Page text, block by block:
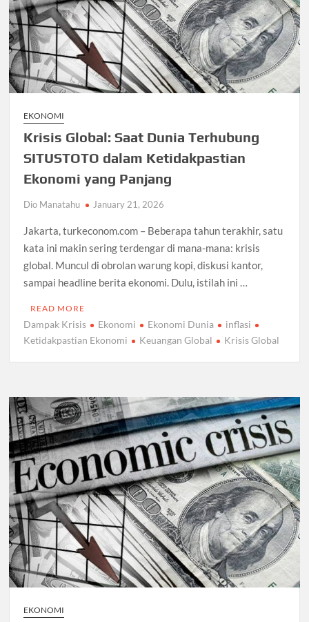
EKONOMI
Krisis Global: Saat Dunia Terhubung
SITUSTOTO dalam Ketidakpastian
Ekonomi yang Panjang
Dio Manatahu January 21, 2026
Jakarta, turkeconom.com – Beberapa tahun terakhir, satu
kata ini makin sering terdengar di mana-mana: krisis
global. Muncul di obrolan warung kopi, diskusi kantor,
sampai headline berita ekonomi. Dulu, istilah ini …
READ MORE
Dampak Krisis Ekonomi Ekonomi Dunia
inflasi
Ketidakpastian Ekonomi
Keuangan Global Krisis Global
EKONOMI